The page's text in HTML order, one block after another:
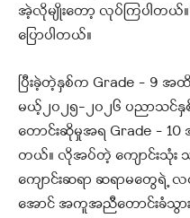
အဲ့လိုမျိုးတော့ လုပ်ကြပါတယ်
ပြောပါတယ်။
ပြီးခဲ့တဲ့နှစ်က Grade – 9
မယ့်၂၀၂၅-၂၀၂၆ ပညာသင်နှ
တောင်းဆိုမှုအရ Grade –
တယ်။ လိုအပ်တဲ့ ကျောင်းသုံး
ကျောင်းဆရာ ဆရာမတွေရဲ့
အောင် အကူအညီတောင်းခံသွာ